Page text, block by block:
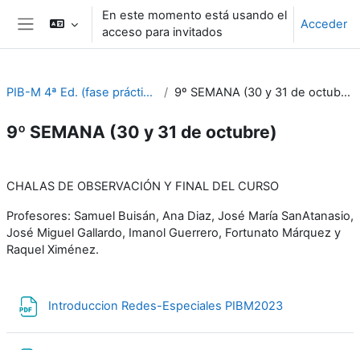
Salta al contenido principal
Panel lateral
En este momento está usando el
acceso para invitados
Acceder
PIB-M 4ª Ed. (fase práctica) 9º SEMANA (30 y 31 de octubre)
9º SEMANA (30 y 31 de octubre)
Perfilado de sección
CHALAS DE OBSERVACIÓN Y FINAL DEL CURSO
Profesores: Samuel Buisán, Ana Diaz, José María SanAtanasio,
José Miguel Gallardo, Imanol Guerrero, Fortunato Márquez y
Raquel Ximénez.
Introduccion Redes-Especiales PIBM2023